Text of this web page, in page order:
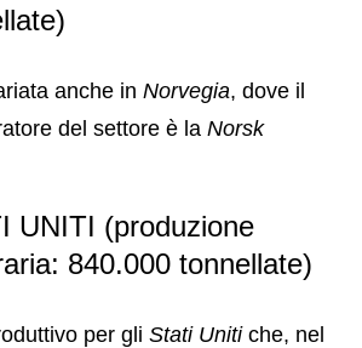
anche in Norvegia, dove il
del settore è la Norsk
UNITI (produzione
840.000 tonnellate)
per gli Stati Unitiche, nel